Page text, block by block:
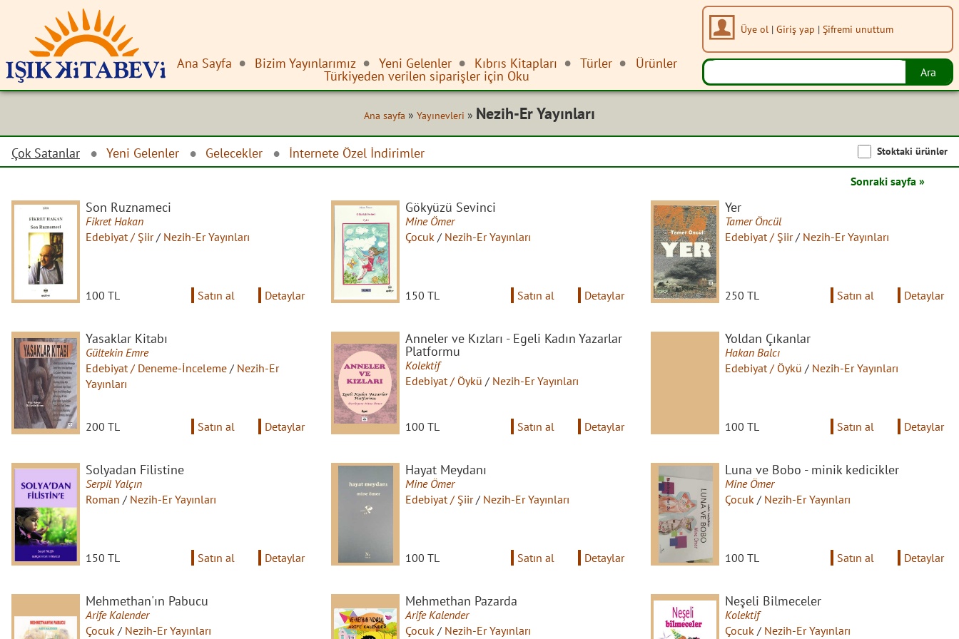
Ana Sayfa Bizim Yayınlarımız Yeni Gelenler Kıbrıs Kitapları Türler Ürünler
Türkiyeden verilen siparişler için Oku
Üye ol | Giriş yap | Şifremi unuttum
Ana sayfa » Yayınevleri » Nezih-Er Yayınları
Çok Satanlar Yeni Gelenler Gelecekler İnternete Özel İndirimler Stoktaki ürünler
Sonraki sayfa »
Son Ruznameci
Fikret Hakan
Edebiyat / Şiir/ Nezih-Er Yayınları
100 TL Satın al Detaylar
Gökyüzü Sevinci
Mine Ömer
Çocuk / Nezih-Er Yayınları
150 TL Satın al Detaylar
Yer
Tamer Öncül
Edebiyat / Şiir/ Nezih-Er Yayınları
250 TL Satın al Detaylar
Yasaklar Kitabı
Gültekin Emre
Edebiyat / Deneme-İnceleme / Nezih-Er
Yayınları
200 TL Satın al Detaylar
Anneler ve Kızları - Egeli Kadın Yazarlar
Platformu
Kolektif
Edebiyat / Öykü / Nezih-Er Yayınları
100 TL Satın al Detaylar
Yoldan Çıkanlar
Hakan Balcı
Edebiyat / Öykü / Nezih-Er Yayınları
100 TL Satın al Detaylar
Solyadan Filistine
Serpil Yalçın
Roman / Nezih-Er Yayınları
150 TL Satın al Detaylar
Hayat Meydanı
Mine Ömer
Edebiyat / Şiir/ Nezih-Er Yayınları
100 TL Satın al Detaylar
Luna ve Bobo - minik kedicikler
Mine Ömer
Çocuk / Nezih-Er Yayınları
100 TL Satın al Detaylar
Mehmethan'ın Pabucu
Arife Kalender
Çocuk / Nezih-Er Yayınları
Mehmethan Pazarda
Arife Kalender
Çocuk / Nezih-Er Yayınları
Neşeli Bilmeceler
Kolektif
Çocuk / Nezih-Er Yayınları